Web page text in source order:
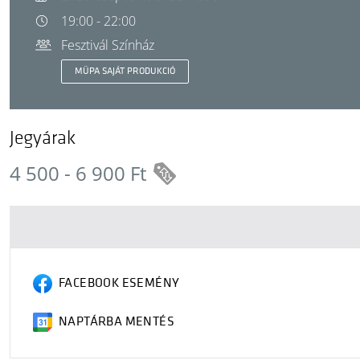
19:00 - 22:00
Fesztivál Színház
MÜPA SAJÁT PRODUKCIÓ
Jegyárak
4 500 - 6 900 Ft
FACEBOOK ESEMÉNY
NAPTÁRBA MENTÉS